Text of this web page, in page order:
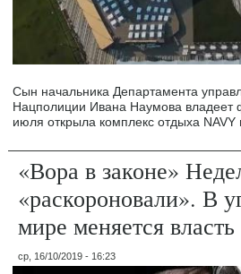
Сын начальника Департамента
Нацполиции Ивана Наумова владеет
июля открыла комплекс отдыха NAVY
«Вора в законе»
«раскороновали». В
мире меняется власть
ср, 16/10/2019 - 16:23